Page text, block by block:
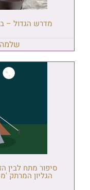
מדרש הגדול –
סיפור מתח לבין
הגליון המרתק